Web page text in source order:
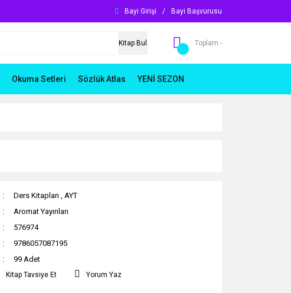
Bayi Girişi / Bayi Başvurusu
Kitap Bul Toplam -
Okuma Setleri Sözlük Atlas YENİ SEZON
Ders Kitapları , AYT
Aromat Yayınları
576974
9786057087195
99 Adet
Kitap Tavsiye Et Yorum Yaz